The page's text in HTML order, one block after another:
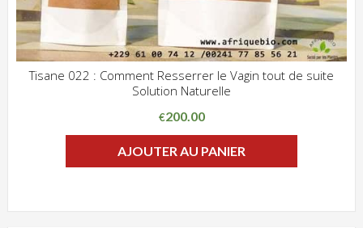
Tisane 022 : Comment Resserrer le Vagin tout de suite
Solution Naturelle
€200.00
AJOUTER AU PANIER